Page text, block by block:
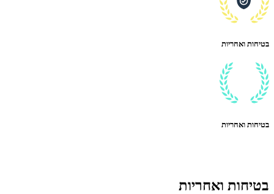
בטיחות ואחריות
בטיחות ואחריות
בטיחות ואחריות